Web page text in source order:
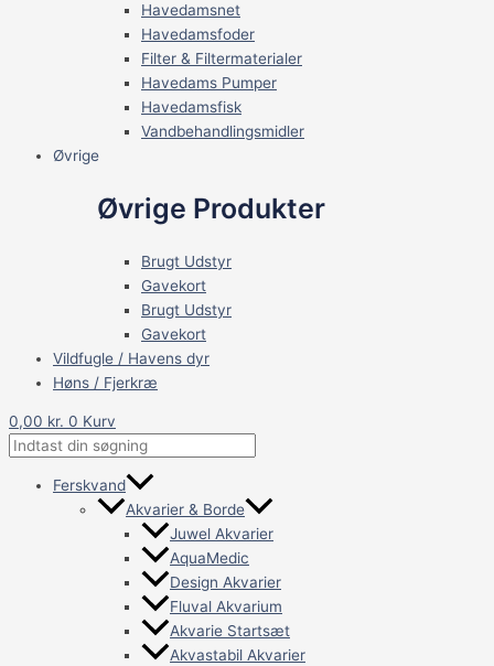
Havedamsnet
Havedamsfoder
Filter & Filtermaterialer
Havedams Pumper
Havedamsfisk
Vandbehandlingsmidler
Øvrige
Øvrige Produkter
Brugt Udstyr
Gavekort
Brugt Udstyr
Gavekort
Vildfugle / Havens dyr
Høns / Fjerkræ
0,00 kr. 0 Kurv
Ferskvand
Akvarier & Borde
Juwel Akvarier
AquaMedic
Design Akvarier
Fluval Akvarium
Akvarie Startsæt
Akvastabil Akvarier